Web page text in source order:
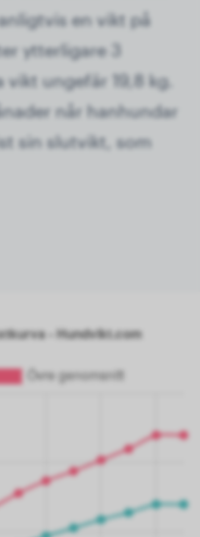
en vikt på
ytterligare 3
ungefär 19,8 kg.
når hanhundar
sin slutvikt, som